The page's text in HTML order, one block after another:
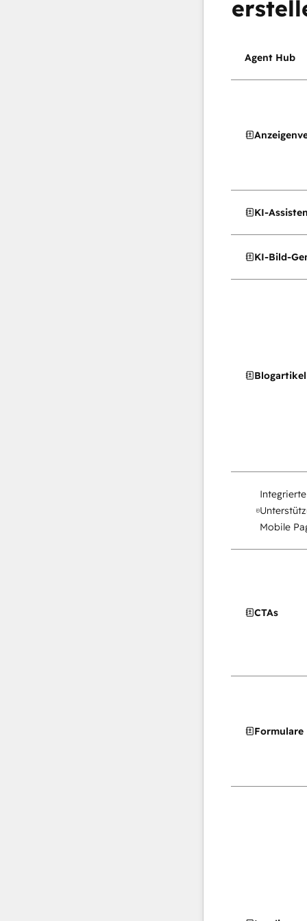
Agent Hub
KI-
KI-Bild-
Blogartikel
Mobile
CTAs
Formulare